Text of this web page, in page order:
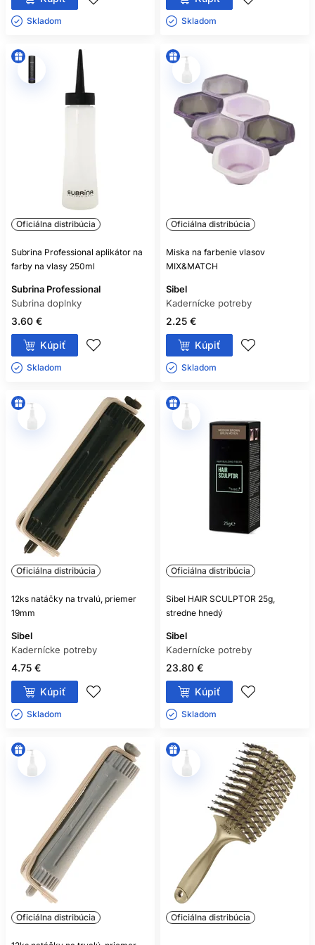
Skladom ㅤ Skladom ㅤ
Oficiálna distribúcia
Subrina Professional aplikátor na
farby na vlasy 250ml
Subrina Professional
Subrina doplnky
3.60 €
Kúpiť
Skladom ㅤ
Oficiálna distribúcia
Miska na farbenie vlasov
MIX&MATCH
Sibel
Kadernícke potreby
2.25 €
Kúpiť
Skladom ㅤ
Oficiálna distribúcia
12ks natáčky na trvalú, priemer
19mm
Sibel
Kadernícke potreby
4.75 €
Kúpiť
Skladom ㅤ
Oficiálna distribúcia
Sibel HAIR SCULPTOR 25g,
stredne hnedý
Sibel
Kadernícke potreby
23.80 €
Kúpiť
Skladom ㅤ
Oficiálna distribúcia Oficiálna distribúcia